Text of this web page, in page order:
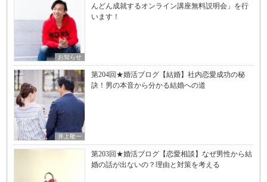
お知らせ
んどん成就するオンライン講座無料説明会」を行
います！
井上敬一
第204回★婚活ブログ【結婚】社内恋愛成功の秘
訣！男の本音から分かる結婚への道
第203回★婚活ブログ【恋愛相談】なぜ男性から結
婚の話が出ないの？理由と対策を考える